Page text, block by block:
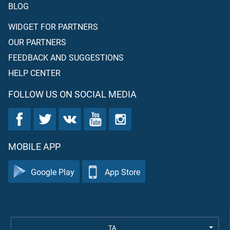
BLOG
WIDGET FOR PARTNERS
OUR PARTNERS
FEEDBACK AND SUGGESTIONS
HELP CENTER
FOLLOW US ON SOCIAL MEDIA
MOBILE APP
Google Play App Store
TA